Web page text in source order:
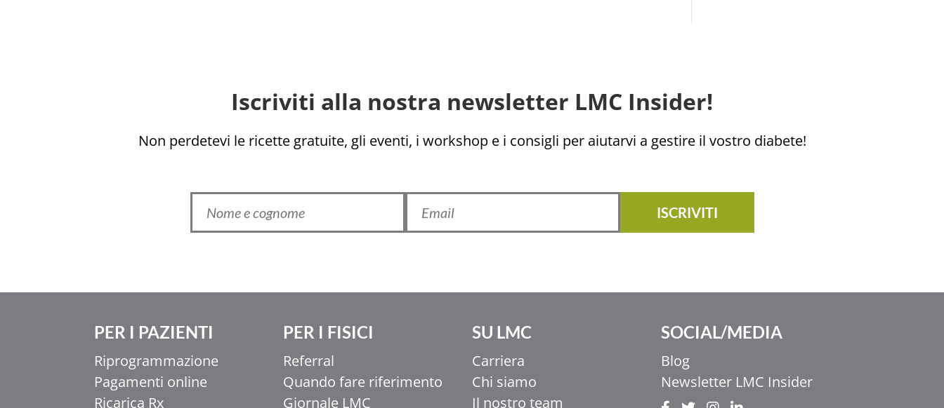
Iscriviti alla nostra newsletter LMC Insider!
Non perdetevi le ricette gratuite, gli eventi, i workshop e i consigli per aiutarvi a gestire il vostro diabete!
ISCRIVITI
PER I PAZIENTI
Riprogrammazione
Pagamenti online
Ricarica Rx
PER I FISICI
Referral
Quando fare riferimento
Giornale LMC
SU LMC
Carriera
Chi siamo
Il nostro team
SOCIAL/MEDIA
Blog
Newsletter LMC Insider
اردو
简体中文
香港中文
Ελληνικά